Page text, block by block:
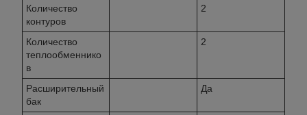
Количество
контуров
2
Количество
теплообменнико
в
2
Расширительный
бак
Да